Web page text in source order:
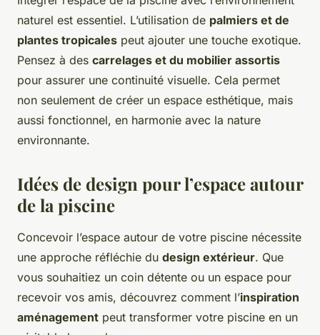
naturel est essentiel. L’utilisation de palmiers et de
plantes tropicales peut ajouter une touche exotique.
Pensez à des carrelages et du mobilier assortis
pour assurer une continuité visuelle. Cela permet
non seulement de créer un espace esthétique, mais
aussi fonctionnel, en harmonie avec la nature
environnante.
Idées de design pour l’espace autour
de la piscine
Concevoir l’espace autour de votre piscine nécessite
une approche réfléchie du design extérieur. Que
vous souhaitiez un coin détente ou un espace pour
recevoir vos amis, découvrez comment l’inspiration
aménagement peut transformer votre piscine en un